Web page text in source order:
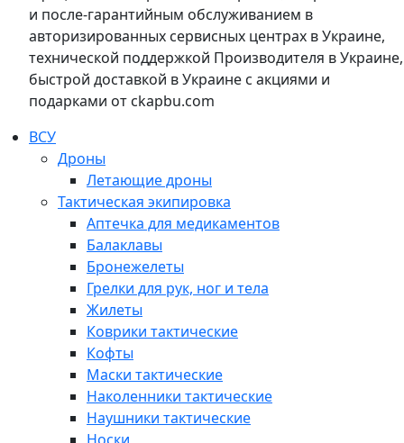
и после-гарантийным обслуживанием в
авторизированных сервисных центрах в Украине,
технической поддержкой Производителя в Украине,
быстрой доставкой в Украине с акциями и
подарками от ckapbu.com
ВСУ
Дроны
Летающие дроны
Тактическая экипировка
Аптечка для медикаментов
Балаклавы
Бронежелеты
Грелки для рук, ног и тела
Жилеты
Коврики тактические
Кофты
Маски тактические
Наколенники тактические
Наушники тактические